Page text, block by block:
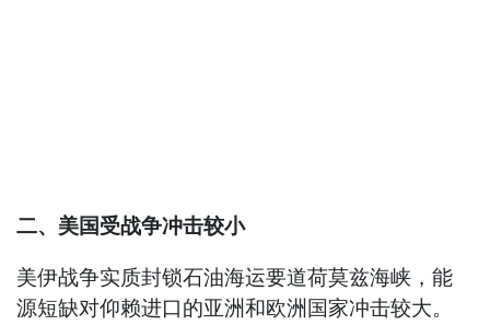
二、美国受战争冲击较小
美伊战争实质封锁石油海运要道荷莫兹海峡，能
源短缺对仰赖进口的亚洲和欧洲国家冲击较大。